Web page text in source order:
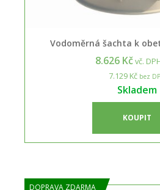
Vodoměrná šachta k
8.626 Kčvč.
7.129 Kčbez
Skladem
KOUPIT
DOPRAVA ZDARMA